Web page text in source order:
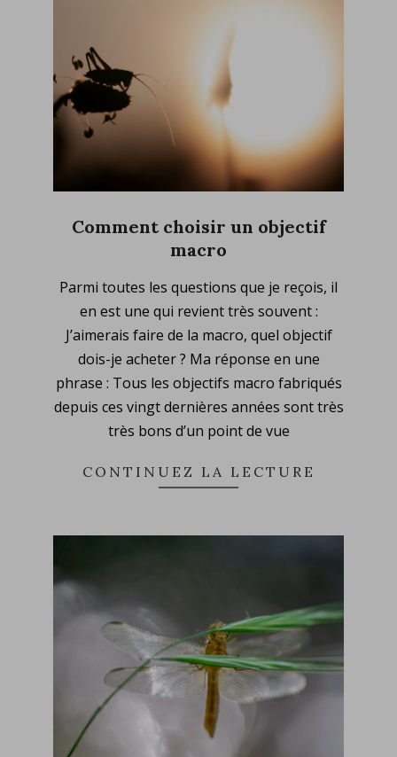
Comment choisir un objectif
macro
10-
Parmi toutes les questions que je reçois, il
en est une qui revient très souvent :
J’aimerais faire de la macro, quel objectif
dois-je acheter ? Ma réponse en une
phrase : Tous les objectifs macro fabriqués
depuis ces vingt dernières années sont très
très bons d’un point de vue
CONTINUEZ LA LECTURE